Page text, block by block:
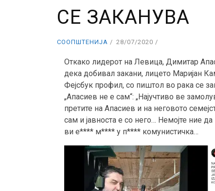
СЕ ЗАКАНУВА
СООПШТЕНИЈА 28/07/2020
Откако лидерот на Левица, Димитар
дека добивал закани, лицето Маријан
Фејсбук профил, со пиштол во рака се
„Апасиев не е сам“: „Најучтиво ве
претите на Апасиев и на неговото
сам и јавноста е со него… Немојте ние
ви е**** м**** у п**** комунистичка…